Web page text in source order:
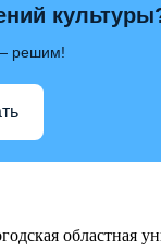
решим!
областная